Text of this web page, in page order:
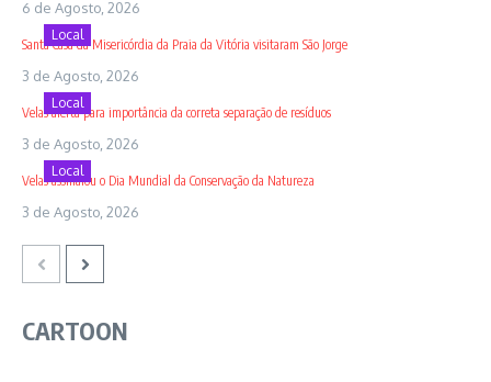
6 de Agosto, 2026
Local
Santa Casa da Misericórdia da Praia da Vitória visitaram São Jorge
3 de Agosto, 2026
Local
Velas alerta para importância da correta separação de resíduos
3 de Agosto, 2026
Local
Velas assinalou o Dia Mundial da Conservação da Natureza
3 de Agosto, 2026
CARTOON